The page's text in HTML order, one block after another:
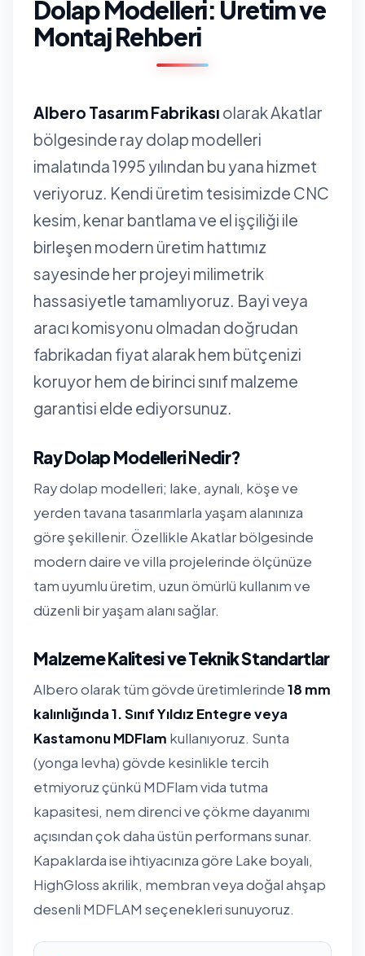
Dolap Modelleri: Üretim ve
Montaj Rehberi
Albero Tasarım Fabrikası olarak Akatlar
bölgesinde ray dolap modelleri
imalatında 1995 yılından bu yana hizmet
veriyoruz. Kendi üretim tesisimizde CNC
kesim, kenar bantlama ve el işçiliği ile
birleşen modern üretim hattımız
sayesinde her projeyi milimetrik
hassasiyetle tamamlıyoruz. Bayi veya
aracı komisyonu olmadan doğrudan
fabrikadan fiyat alarak hem bütçenizi
koruyor hem de birinci sınıf malzeme
garantisi elde ediyorsunuz.
Ray Dolap Modelleri Nedir?
Ray dolap modelleri; lake, aynalı, köşe ve
yerden tavana tasarımlarla yaşam alanınıza
göre şekillenir. Özellikle Akatlar bölgesinde
modern daire ve villa projelerinde ölçünüze
tam uyumlu üretim, uzun ömürlü kullanım ve
düzenli bir yaşam alanı sağlar.
Malzeme Kalitesi ve Teknik Standartlar
Albero olarak tüm gövde üretimlerinde18 mm
kalınlığında 1. Sınıf Yıldız Entegre veya
Kastamonu MDFlam kullanıyoruz. Sunta
(yonga levha) gövde kesinlikle tercih
etmiyoruz çünkü MDFlam vida tutma
kapasitesi, nem direnci ve çökme dayanımı
açısından çok daha üstün performans sunar.
Kapaklarda ise ihtiyacınıza göre Lake boyalı,
HighGloss akrilik, membran veya doğal ahşap
desenli MDFLAM seçenekleri sunuyoruz.